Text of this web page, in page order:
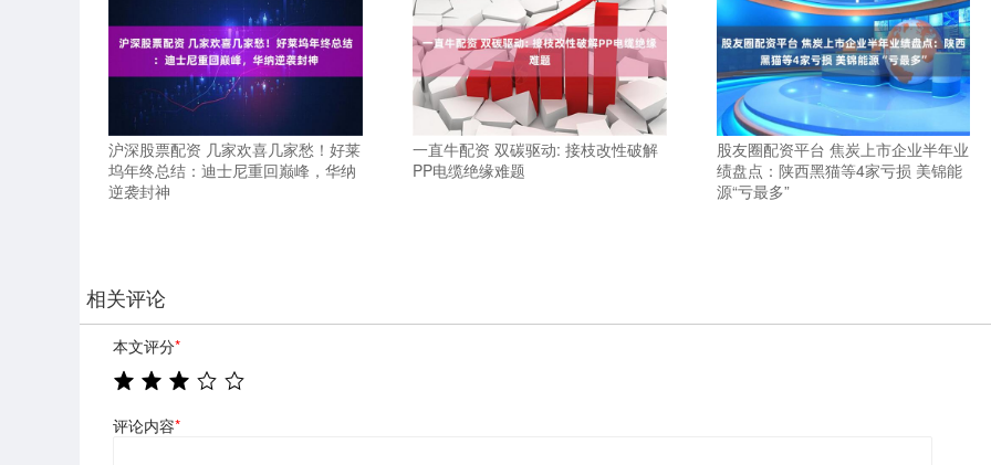
沪深股票配资 几家欢喜几家愁！好莱
坞年终总结：迪士尼重回巅峰，华纳
逆袭封神
一直牛配资 双碳驱动: 接枝改性破解
PP电缆绝缘难题
股友圈配资平台 焦炭上市企业半年业
绩盘点：陕西黑猫等4家亏损 美锦能
源“亏最多”
相关评论
本文评分*
评论内容*